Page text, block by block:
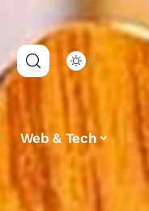
Web & Tech